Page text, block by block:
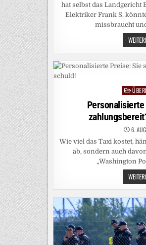
hat selbst das Landgericht
Elektriker Frank S.
missbraucht
Posted
in
6.
Wie viel das Taxi kostet,
ab, sondern auch
„Washington